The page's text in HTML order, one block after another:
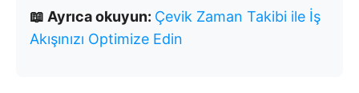
📖 Ayrıca okuyun: Çevik Zaman Takibi ile İş
Akışınızı Optimize Edin